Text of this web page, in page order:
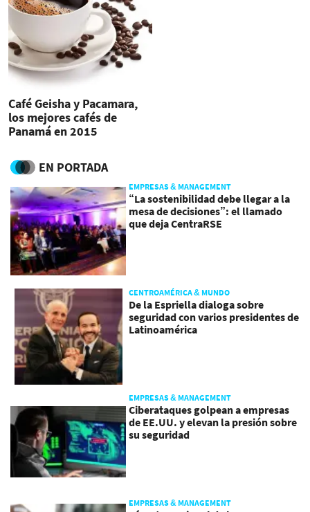
Café Geisha y Pacamara,
los mejores cafés de
Panamá en 2015
EN PORTADA
EMPRESAS & MANAGEMENT
“La sostenibilidad debe llegar a la
mesa de decisiones”: el llamado
que deja CentraRSE
CENTROAMÉRICA & MUNDO
De la Espriella dialoga sobre
seguridad con varios presidentes de
Latinoamérica
EMPRESAS & MANAGEMENT
Ciberataques golpean a empresas
de EE.UU. y elevan la presión sobre
su seguridad
EMPRESAS & MANAGEMENT